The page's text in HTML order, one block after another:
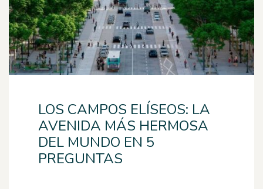
LOS CAMPOS ELÍSEOS: LA
AVENIDA MÁS HERMOSA
DEL MUNDO EN 5
PREGUNTAS